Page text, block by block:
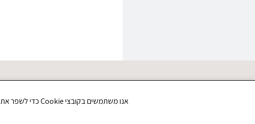
אנו משתמשים בקובצי Cookie כדי לשפר את חווית הגלישה שלך ולנתח את תנועת הגולשים באתר. האם את/ה מסכים/ה לשימוש בקובצי Cookie?